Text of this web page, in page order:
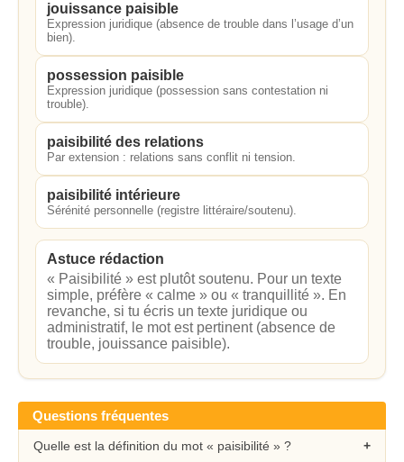
jouissance paisible
Expression juridique (absence de trouble dans l’usage d’un
bien).
possession paisible
Expression juridique (possession sans contestation ni
trouble).
paisibilité des relations
Par extension : relations sans conflit ni tension.
paisibilité intérieure
Sérénité personnelle (registre littéraire/soutenu).
Astuce rédaction
« Paisibilité » est plutôt soutenu. Pour un texte
simple, préfère « calme » ou « tranquillité ». En
revanche, si tu écris un texte juridique ou
administratif, le mot est pertinent (absence de
trouble, jouissance paisible).
Questions fréquentes
Quelle est la définition du mot « paisibilité » ?